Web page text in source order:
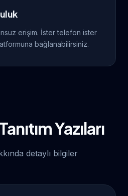
erişim. İster telefon ister
bağlanabilirsiniz.
Tanıtım Yazıları
detaylı bilgiler